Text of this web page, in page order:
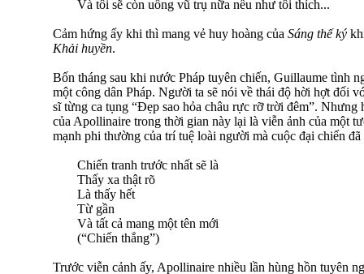
Và tôi sẽ còn uống vũ trụ nữa nếu như tôi thích...
Cảm hứng ấy khi thì mang vẻ huy hoàng của Sáng thế ký
Khải huyền.
Bốn tháng sau khi nước Pháp tuyên chiến, Guillaume tình
một công dân Pháp. Người ta sẽ nói về thái độ hời hợt đối
sĩ từng ca tụng “Đẹp sao hỏa châu rực rỡ trời đêm”. Nhưng
của Apollinaire trong thời gian này lại là viễn ảnh của một
mạnh phi thường của trí tuệ loài người mà cuộc đại chiến
Chiến tranh trước nhất sẽ là
Thấy xa thật rõ
Là thấy hết
Từ gần
Và tất cả mang một tên mới
(“Chiến thắng”)
Trước viễn cảnh ấy, Apollinaire nhiều lần hùng hồn tuyên